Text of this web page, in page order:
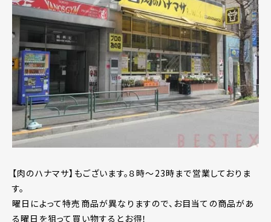
【肉のハナマサ】もございます。８時～23時まで営業しておりま
す。
曜日によって特売商品が異なりますので、お目当ての商品があ
る曜日を狙って買い物するとお得！